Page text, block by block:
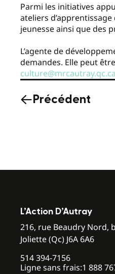
Parmi les initiatives
ateliers
jeunesse ainsi que des
L’agente de
demandes. Elle peut
culture@mrcautray.qc.ca
Précédent
L’Action D’Autray
216, rue Beaudry Nord,
Joliette (Qc) J6A 6A6
514 394-7156
Ligne sans frais:1 888